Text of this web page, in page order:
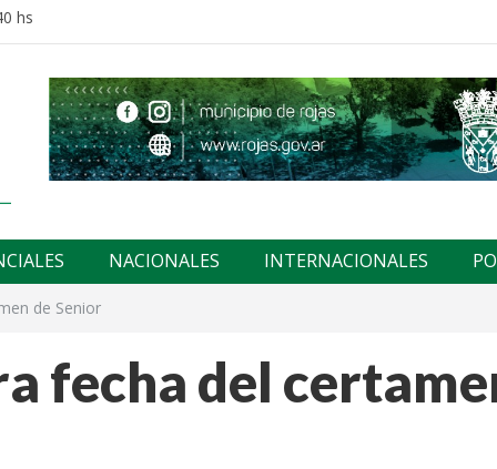
hs
NACIONALES INTERNACIONALES
de Senior
fecha del